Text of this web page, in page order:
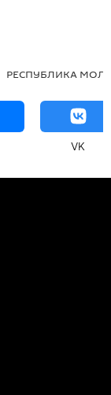
РЕСПУБЛИКА
VK